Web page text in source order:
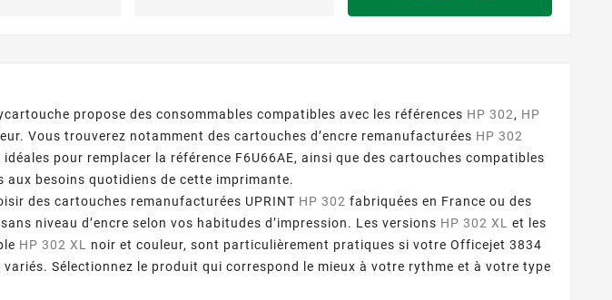
propose des consommables compatibles avec les références HP 302, HP
Vous trouverez notamment des cartouches d’encre remanufacturées HP 302
pour remplacer la référence F6U66AE, ainsi que des cartouches compatibles
aux besoins quotidiens de cette imprimante.
des cartouches remanufacturées UPRINT HP 302 fabriquées en France ou des
sans niveau d’encre selon vos habitudes d’impression. Les versions HP 302 XL
et les
HP 302 XL
noir et couleur, sont particulièrement pratiques si votre Officejet 3834
Sélectionnez le produit qui correspond le mieux à votre rythme et à votre type